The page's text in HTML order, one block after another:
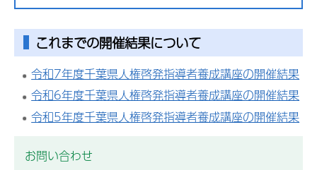
これまでの開催結果について
令和7年度千葉県人権啓発指導者養成講座の開催結果
令和6年度千葉県人権啓発指導者養成講座の開催結果
令和5年度千葉県人権啓発指導者養成講座の開催結果
お問い合わせ